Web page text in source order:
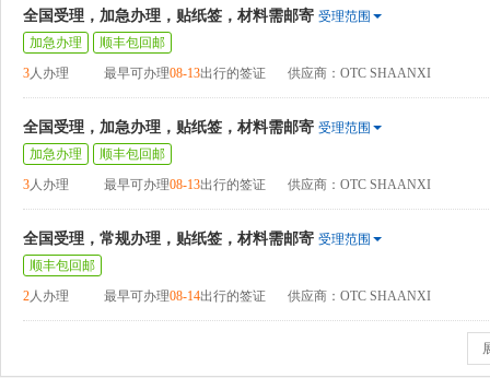
全国受理，加急办理，贴纸签，材料需邮寄 受理范围
加急办理
顺丰包回邮
3人办理 最早可办理08-13出行的签证 供应商：OTC SHAANXI
全国受理，加急办理，贴纸签，材料需邮寄 受理范围
加急办理
顺丰包回邮
3人办理 最早可办理08-13出行的签证 供应商：OTC SHAANXI
全国受理，常规办理，贴纸签，材料需邮寄 受理范围
顺丰包回邮
2人办理 最早可办理08-14出行的签证 供应商：OTC SHAANXI